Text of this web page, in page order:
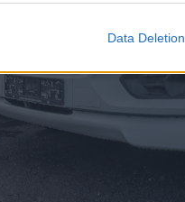
Data Deletion